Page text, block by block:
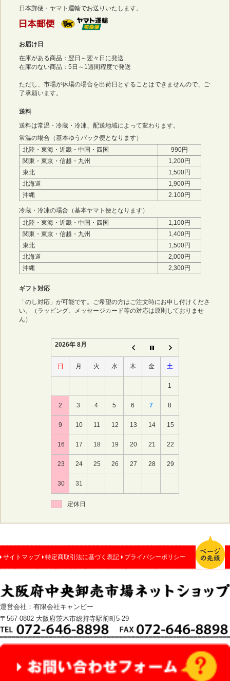
日本郵便・ヤマト運輸でお送りいたします。
お届け日
在庫がある商品：翌日～翌々日に発送
在庫のない商品：5日～1週間程度で発送
ただし、市場が休場の場合を出荷日とすることはできませんので、ご
了承願います。
送料
送料は常温・冷蔵・冷凍、配送地域によって変わります。
常温の場合（基本ゆうパック便となります）
北陸・東海・近畿・中国・四国
990円
関東・東京・信越・九州
1,200円
東北
1,500円
北海道
1,900円
沖縄
2.100円
冷蔵・冷凍の場合（基本ヤマト便となります）
北陸・東海・近畿・中国・四国
1,100円
関東・東京・信越・九州
1,400円
東北
1,500円
北海道
2,000円
沖縄
2,300円
ギフト対応
「のし対応」が可能です。ご希望の方はご注文時にお申し付けくださ
い。（ラッピング、メッセージカード等の対応は原則しておりませ
ん）
2026年 8月
日 月 火 水 木 金 土
1
2 3 4 5 6 7 8
9 10 11 12 13 14 15
16 17 18 19 20 21 22
23 24 25 26 27 28 29
30 31
定休日
サイトマップ 特定商取引法に基づく表記 プライバシーポリシー
運営会社：有限会社キャンビー
〒567-0802 大阪府茨木市総持寺駅前町5-29